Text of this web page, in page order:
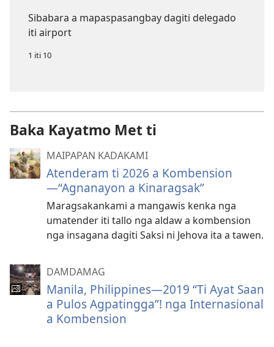
Sibabara a mapaspasangbay dagiti delegado
iti airport
1 iti 10
Baka Kayatmo Met ti
MAIPAPAN KADAKAMI
Atenderam ti 2026 a Kombension​
—“Agnanayon a Kinaragsak”
Maragsakankami a mangawis kenka nga
umatender iti tallo nga aldaw a kombension
nga insagana dagiti Saksi ni Jehova ita a tawen.
DAMDAMAG
Manila, Philippines—2019 “Ti Ayat Saan
a Pulos Agpatingga”! nga Internasional
a Kombension